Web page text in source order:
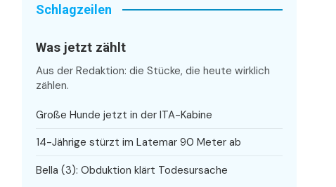
Schlagzeilen
Was jetzt zählt
Aus der Redaktion: die Stücke, die heute wirklich
zählen.
Große Hunde jetzt in der ITA-Kabine
14-Jährige stürzt im Latemar 90 Meter ab
Bella (3): Obduktion klärt Todesursache